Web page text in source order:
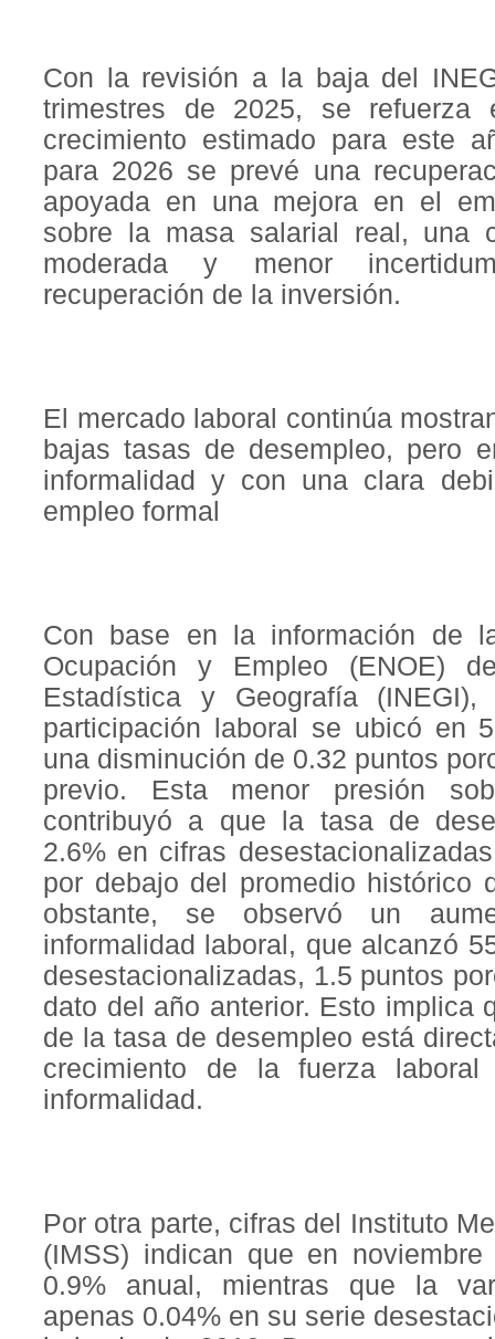
Con la revisión a la baja del
trimestres de 2025, se
crecimiento estimado para este
para 2026 se prevé una
apoyada en una mejora en el
sobre la masa salarial real, una
moderada y menor
recuperación de la inversión.
El mercado laboral continúa
bajas tasas de desempleo, pero
informalidad y con una clara
empleo formal
Con base en la información de
Ocupación y Empleo (ENOE)
Estadística y Geografía
participación laboral se ubicó en
una disminución de 0.32 puntos
previo. Esta menor presión
contribuyó a que la tasa de
2.6% en cifras
por debajo del promedio histórico
obstante, se observó un
informalidad laboral, que alcanzó
desestacionalizadas, 1.5 puntos
dato del año anterior. Esto implica
de la tasa de desempleo está
crecimiento de la fuerza
informalidad.
Por otra parte, cifras del Instituto
(IMSS) indican que en
0.9% anual, mientras que la
apenas 0.04% en su serie